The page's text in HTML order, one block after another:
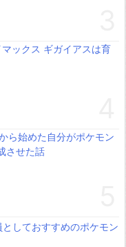
マックス ギガイアスは育
ら始めた自分がポケモン
させた話
しておすすめのポケモン